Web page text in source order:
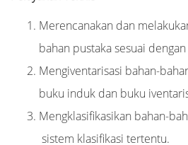
Merencanakan dan
bahan pustaka sesuai
Mengiventarisasi bahan-
buku induk dan buku
Mengklasifikasikan bahan-
sistem klasifikasi tertentu.